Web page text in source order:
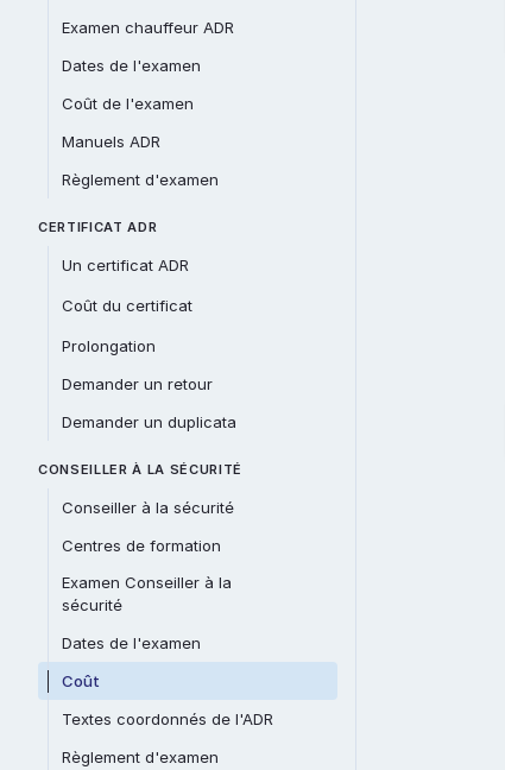
Examen chauffeur ADR
Dates de l'examen
Coût de l'examen
Manuels ADR
Règlement d'examen
CERTIFICAT ADR
Un certificat ADR
Coût du certificat
Prolongation
Demander un retour
Demander un duplicata
CONSEILLER À LA SÉCURITÉ
Conseiller à la sécurité
Centres de formation
Examen Conseiller à la
sécurité
Dates de l'examen
Coût
Textes coordonnés de l'ADR
Règlement d'examen